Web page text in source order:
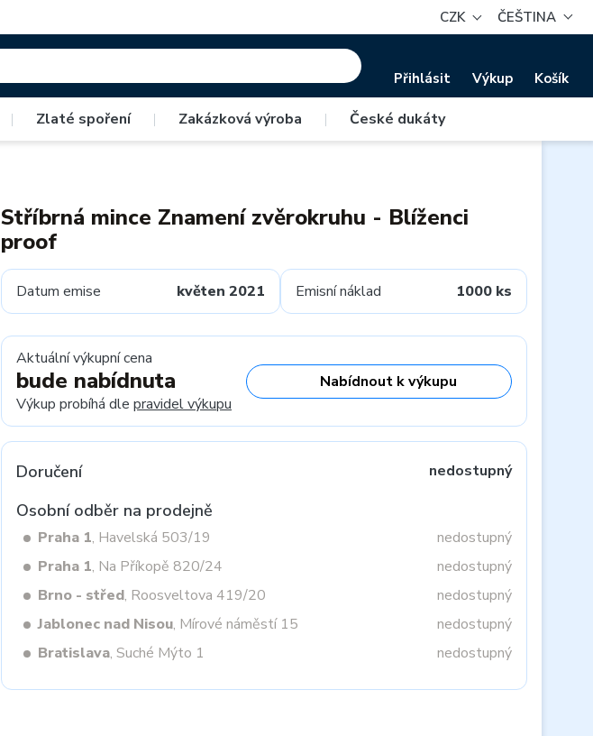
CZK ČEŠTINA
Přihlásit Výkup Košík
| Zlaté spoření | Zakázková výroba | České dukáty
Stříbrná mince Znamení zvěrokruhu - Blíženci
proof
Datum emise květen 2021 Emisní náklad 1000 ks
Aktuální výkupní cena
bude nabídnuta
Výkup probíhá dle pravidel výkupu
Nabídnout k výkupu
Doručení nedostupný
Osobní odběr na prodejně
Praha 1, Havelská 503/19
nedostupný
Praha 1, Na Příkopě 820/24
nedostupný
Brno - střed, Roosveltova 419/20
nedostupný
Jablonec nad Nisou, Mírové náměstí 15
nedostupný
Bratislava, Suché Mýto 1 nedostupný